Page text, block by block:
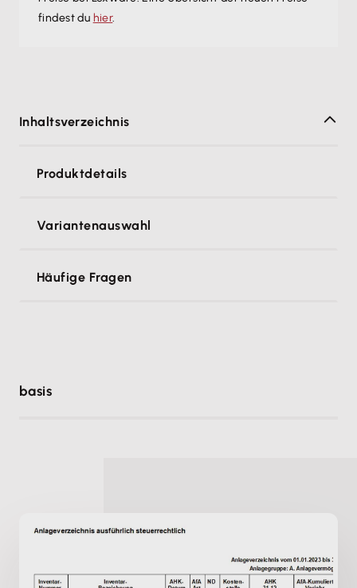
findest du hier.
Inhaltsverzeichnis
Produktdetails
Variantenauswahl
Häufige Fragen
basis